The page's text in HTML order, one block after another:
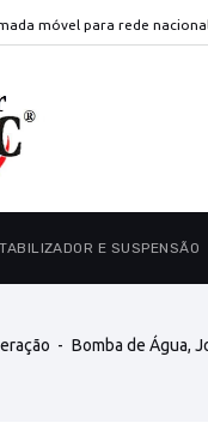
móvel para rede nacional
E SUSPENSÃO
Bomba de Água,